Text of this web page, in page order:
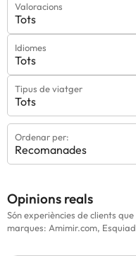
Valoracions
Tots
Idiomes
Tots
Tipus de viatger
Tots
Ordenar per:
Recomanades
Opinions reals
Són experiències de clients
marques: Amimir.com,